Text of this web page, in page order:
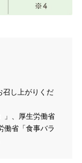
し上がりくだ
」、厚生労働省
働省「食事バラ